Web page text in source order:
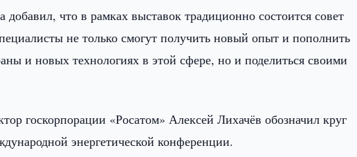
добавил, что в рамках выставок традиционно состоится совет
не только смогут получить новый опыт и пополнить
и новых технологиях в этой сфере, но и поделиться своими
госкорпорации «Росатом» Алексей Лихачёв обозначил круг
энергетической конференции.